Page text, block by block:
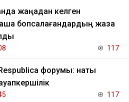
жаңадан келген
бопсалағандардың жаза
117
форумы: нақты
117